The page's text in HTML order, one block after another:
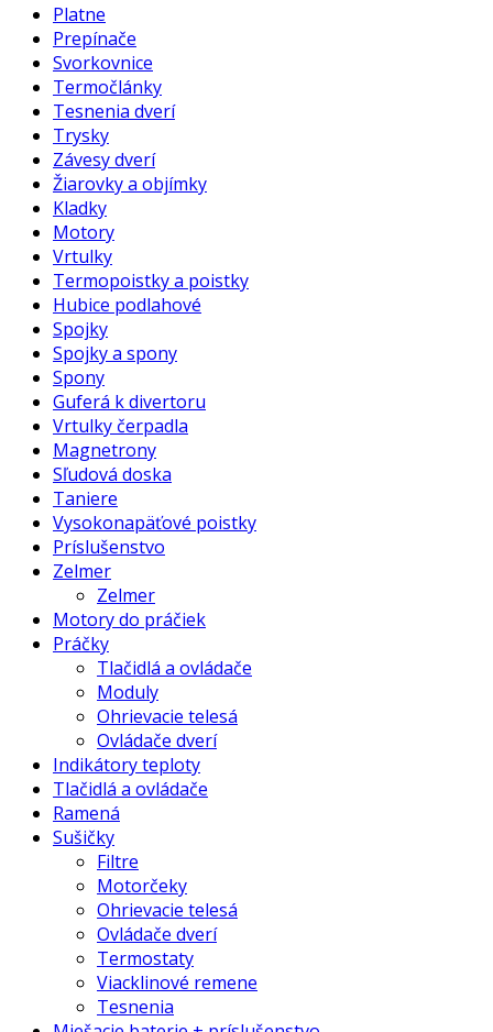
Platne
Prepínače
Svorkovnice
Termočlánky
Tesnenia dverí
Trysky
Závesy dverí
Žiarovky a objímky
Kladky
Motory
Vrtulky
Termopoistky a poistky
Hubice podlahové
Spojky
Spojky a spony
Spony
Guferá k divertoru
Vrtulky čerpadla
Magnetrony
Sľudová doska
Taniere
Vysokonapäťové poistky
Príslušenstvo
Zelmer
Zelmer
Motory do práčiek
Práčky
Tlačidlá a ovládače
Moduly
Ohrievacie telesá
Ovládače dverí
Indikátory teploty
Tlačidlá a ovládače
Ramená
Sušičky
Filtre
Motorčeky
Ohrievacie telesá
Ovládače dverí
Termostaty
Viacklinové remene
Tesnenia